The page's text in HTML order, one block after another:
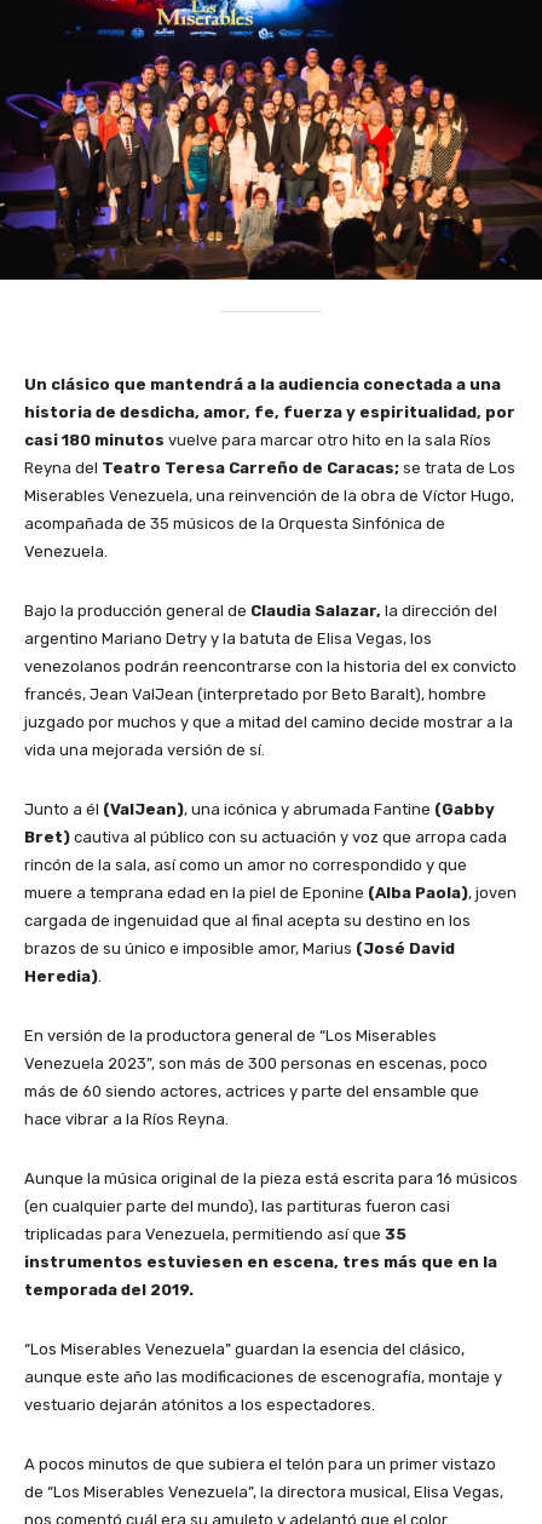
Un clásico que mantendrá a la audiencia conectada a una
historia de desdicha, amor, fe, fuerza y espiritualidad, por
casi 180 minutos vuelve para marcar otro hito en la sala Ríos
Reyna del Teatro Teresa Carreño de Caracas; se trata de Los
Miserables Venezuela, una reinvención de la obra de Víctor Hugo,
acompañada de 35 músicos de la Orquesta Sinfónica de
Venezuela.
Bajo la producción general de Claudia Salazar, la dirección del
argentino Mariano Detry y la batuta de Elisa Vegas, los
venezolanos podrán reencontrarse con la historia del ex convicto
francés, Jean ValJean (interpretado por Beto Baralt), hombre
juzgado por muchos y que a mitad del camino decide mostrar a la
vida una mejorada versión de sí.
Junto a él (ValJean), una icónica y abrumada Fantine (Gabby
Bret) cautiva al público con su actuación y voz que arropa cada
rincón de la sala, así como un amor no correspondido y que
muere a temprana edad en la piel de Eponine (Alba Paola), joven
cargada de ingenuidad que al final acepta su destino en los
brazos de su único e imposible amor, Marius (José David
Heredia)
En versión de la productora general de “Los Miserables
Venezuela 2023”, son más de 300 personas en escenas, poco
más de 60 siendo actores, actrices y parte del ensamble que
hace vibrar a la Ríos Reyna.
Aunque la música original de la pieza está escrita para 16 músicos
(en cualquier parte del mundo), las partituras fueron casi
triplicadas para Venezuela, permitiendo así que 35
instrumentos estuviesen en escena, tres más que en la
temporada del 2019.
“Los Miserables Venezuela” guardan la esencia del clásico,
aunque este año las modificaciones de escenografía, montaje y
vestuario dejarán atónitos a los espectadores.
A pocos minutos de que subiera el telón para un primer vistazo
de “Los Miserables Venezuela”, la directora musical, Elisa Vegas,
nos comentó cuál era su amuleto y adelantó que el color